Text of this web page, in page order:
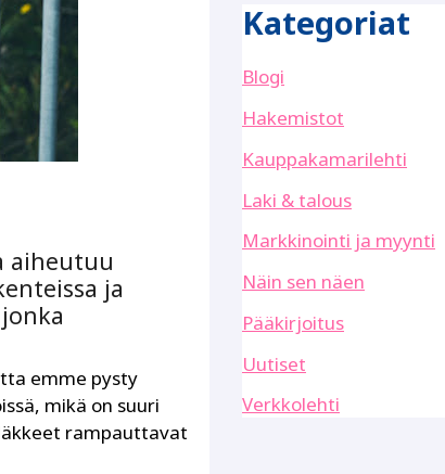
aiheutuu
ja
emme pysty
mikä on suuri
rampauttavat
Kategoriat
Blogi
Hakemistot
Kauppakamarilehti
Laki & talous
Markkinointi ja myynti
Näin sen näen
Pääkirjoitus
Uutiset
Verkkolehti